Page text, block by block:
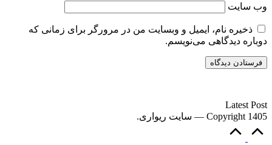
وب‌ سایت
ذخیره نام، ایمیل و وبسایت من در مرورگر برای زمانی که
دوباره دیدگاهی می‌نویسم.
Latest Post
Copyright 1405 — سایت ریواری.